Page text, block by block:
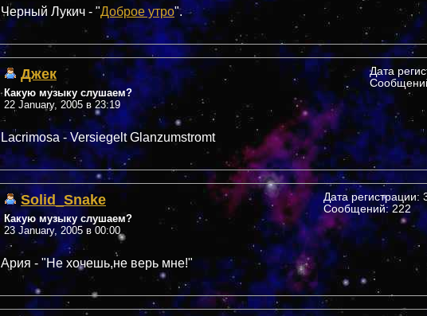
Черный Лукич - "Доброе утро".
Джек
Какую музыку слушаем?
22 January, 2005 в 23:19
Дата
Lacrimosa - Versiegelt Glanzumstromt
Solid_Snake
Какую музыку слушаем?
23 January, 2005 в 00:00
Дата регистрации:
Сообщений: 222
Ария - "Не хочешь,не верь мне!"